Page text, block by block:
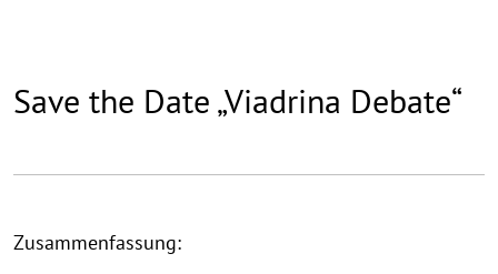
Save the Date „Viadrina Debate“
Zusammenfassung: